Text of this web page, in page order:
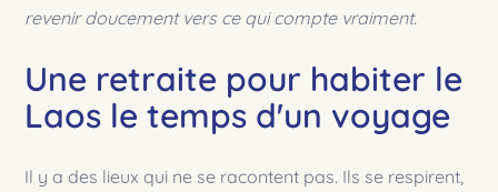
revenir doucement vers ce qui compte vraiment.
Une retraite pour habiter le
Laos le temps d'un voyage
Il y a des lieux qui ne se racontent pas. Ils se respirent,